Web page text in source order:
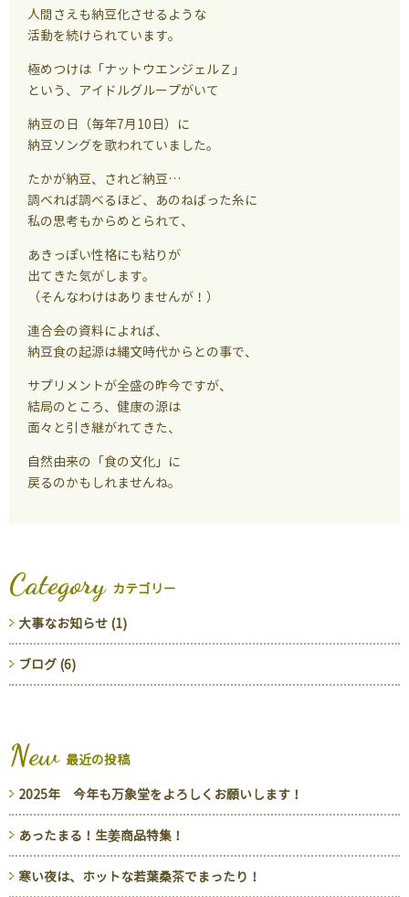
人間さえも納豆化させるような
活動を続けられています。
極めつけは「ナットウエンジェルＺ」
という、アイドルグループがいて
納豆の日（毎年7月10日）に
納豆ソングを歌われていました。
たかが納豆、されど納豆…
調べれば調べるほど、あのねばった糸に
私の思考もからめとられて、
あきっぽい性格にも粘りが
出てきた気がします。
（そんなわけはありませんが！）
連合会の資料によれば、
納豆食の起源は縄文時代からとの事で、
サプリメントが全盛の昨今ですが、
結局のところ、健康の源は
面々と引き継がれてきた、
自然由来の「食の文化」に
戻るのかもしれませんね。
Category カテゴリー
大事なお知らせ (1)
ブログ (6)
New 最近の投稿
2025年 今年も万象堂をよろしくお願いします！
あったまる！生姜商品特集！
寒い夜は、ホットな若葉桑茶でまったり！